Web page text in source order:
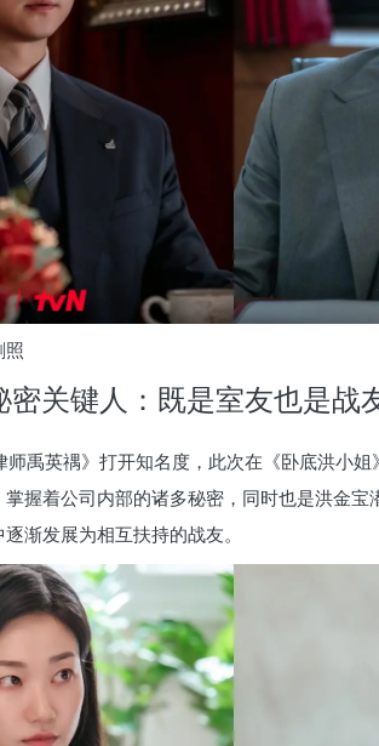
照
密关键人：既是室友也是战
禹英禑》打开知名度，此次在《卧底洪小姐
握着公司内部的诸多秘密，同时也是洪金
渐发展为相互扶持的战友。